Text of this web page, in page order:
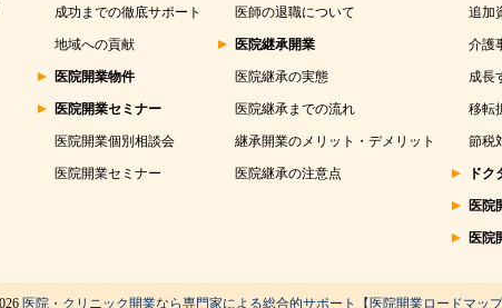
成功までの徹底サポート
地域への貢献
医院開業物件
医院開業セミナー
医院開業個別相談会
医院開業セミナー
医師の退職について
医院継承開業
医院継承の実態
医院継承までの流れ
継承開業のメリット・デメリット
医院継承の注意点
追加
介護
成長
移転
節税
ド
医院
医院
医院・クリニック開業なら専門家による総合的サポート【医院開業ロードマップ